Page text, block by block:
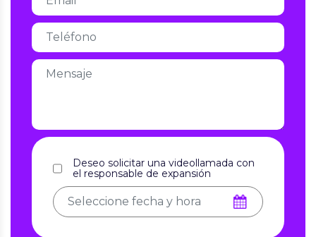
Deseo solicitar una videollamada con
el responsable de expansión